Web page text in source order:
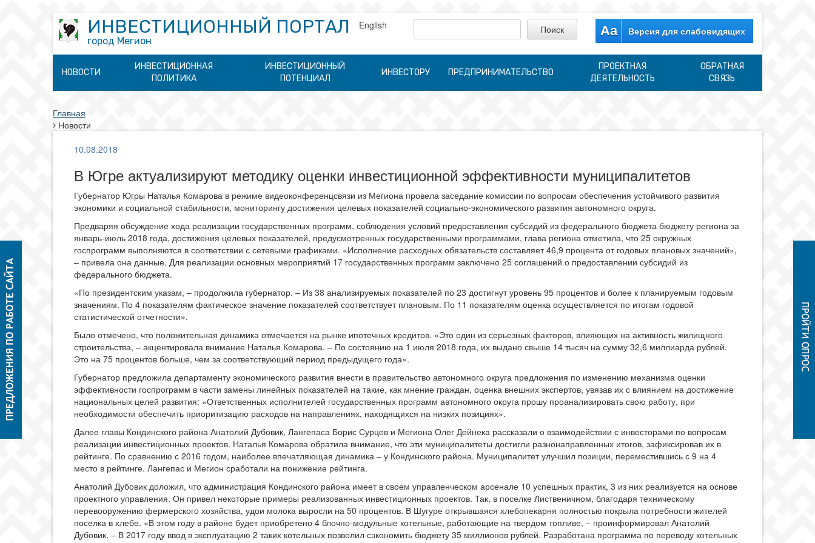
ИНВЕСТИЦИОННЫЙ ПОРТАЛ
город Мегион
English Aa Версия для слабовидящих
НОВОСТИ
ИНВЕСТИЦИОННАЯ
ПОЛИТИКА
ИНВЕСТИЦИОННЫЙ
ПОТЕНЦИАЛ
ИНВЕСТОРУ ПРЕДПРИНИМАТЕЛЬСТВО
ПРОЕКТНАЯ
ДЕЯТЕЛЬНОСТЬ
ОБРАТНАЯ
СВЯЗЬ
Главная
Новости
10.08.2018
В Югре актуализируют методику оценки инвестиционной эффективности муниципалитетов
Губернатор Югры Наталья Комарова в режиме видеоконференцсвязи из Мегиона провела заседание комиссии по вопросам обеспечения устойчивого развития
экономики и социальной стабильности, мониторингу достижения целевых показателей социально-экономического развития автономного округа.
Предваряя обсуждение хода реализации государственных программ, соблюдения условий предоставления субсидий из федерального бюджета бюджету региона за
январь-июль 2018 года, достижения целевых показателей, предусмотренных государственными программами, глава региона отметила, что 25 окружных
госпрограмм выполняются в соответствии с сетевыми графиками. «Исполнение расходных обязательств составляет 46,9 процента от годовых плановых значений»,
– привела она данные. Для реализации основных мероприятий 17 государственных программ заключено 25 соглашений о предоставлении субсидий из
федерального бюджета.
«По президентским указам, – продолжила губернатор. – Из 38 анализируемых показателей по 23 достигнут уровень 95 процентов и более к планируемым годовым
значениям. По 4 показателям фактическое значение показателей соответствует плановым. По 11 показателям оценка осуществляется по итогам годовой
статистической отчетности».
Было отмечено, что положительная динамика отмечается на рынке ипотечных кредитов. «Это один из серьезных факторов, влияющих на активность жилищного
строительства, – акцентировала внимание Наталья Комарова. – По состоянию на 1 июля 2018 года, их выдано свыше 14 тысяч на сумму 32,6 миллиарда рублей.
Это на 75 процентов больше, чем за соответствующий период предыдущего года».
Губернатор предложила департаменту экономического развития внести в правительство автономного округа предложения по изменению механизма оценки
эффективности госпрограмм в части замены линейных показателей на такие, как мнение граждан, оценка внешних экспертов, увязав их с влиянием на достижение
национальных целей развития: «Ответственных исполнителей государственных программ автономного округа прошу проанализировать свою работу, при
необходимости обеспечить приоритизацию расходов на направлениях, находящихся на низких позициях».
Далее главы Кондинского района Анатолий Дубовик, Лангепаса Борис Сурцев и Мегиона Олег Дейнека рассказали о взаимодействии с инвесторами по вопросам
реализации инвестиционных проектов. Наталья Комарова обратила внимание, что эти муниципалитеты достигли разнонаправленных итогов, зафиксировав их в
рейтинге. По сравнению с 2016 годом, наиболее впечатляющая динамика – у Кондинского района. Муниципалитет улучшил позиции, переместившись с 9 на 4
место в рейтинге. Лангепас и Мегион сработали на понижение рейтинга.
Анатолий Дубовик доложил, что администрация Кондинского района имеет в своем управленческом арсенале 10 успешных практик, 3 из них реализуется на основе
проектного управления. Он привел некоторые примеры реализованных инвестиционных проектов. Так, в поселке Лиственичном, благодаря техническому
перевооружению фермерского хозяйства, удои молока выросли на 50 процентов. В Шугуре открывшаяся хлебопекарня полностью покрыла потребности жителей
поселка в хлебе. «В этом году в районе будет приобретено 4 блочно-модульные котельные, работающие на твердом топливе, – проинформировал Анатолий
Дубовик. – В 2017 году ввод в эксплуатацию 2 таких котельных позволил сэкономить бюджету 35 миллионов рублей. Разработана программа по переводу котельных